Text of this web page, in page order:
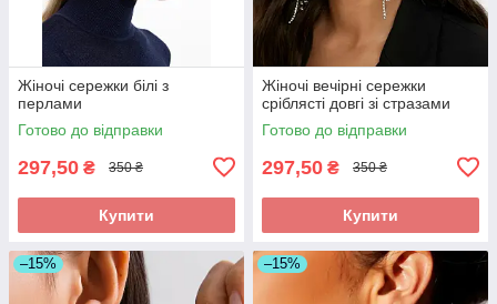
Жіночі сережки білі з
перлами
Готово до відправки
297,50 ₴ 350 ₴
Купити
Жіночі вечірні сережки
сріблясті довгі зі стразами
Готово до відправки
297,50 ₴ 350 ₴
Купити
–15% –15%